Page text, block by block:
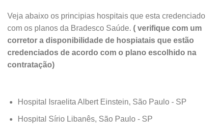
Veja abaixo os principias hospitais que esta credenciado
com os planos da Bradesco Saúde. ( verifique com um
corretor a disponibilidade de hospiatais que estão
credenciados de acordo com o plano escolhido na
contratação)
Hospital Israelita Albert Einstein, São Paulo - SP
Hospital Sírio Libanês, São Paulo - SP